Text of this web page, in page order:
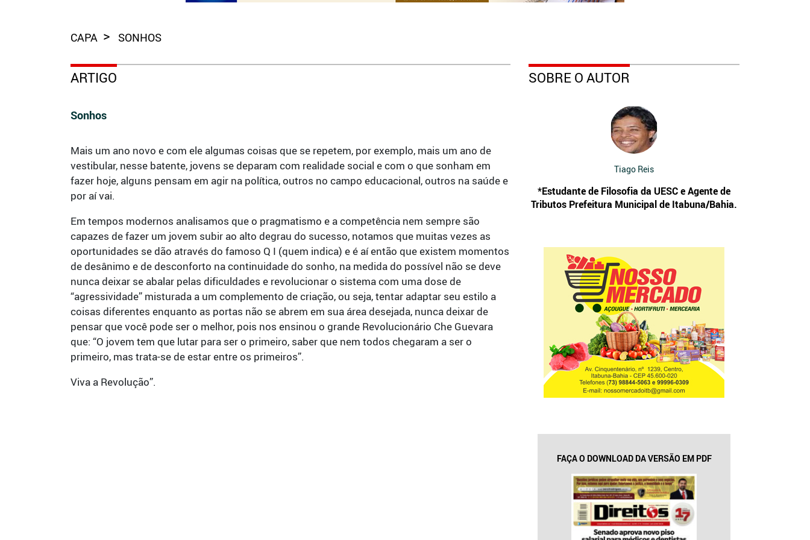
CAPA SONHOS
ARTIGO
Sonhos
Mais um ano novo e com ele algumas coisas que se repetem, por exemplo, mais um ano de
vestibular, nesse batente, jovens se deparam com realidade social e com o que sonham em
fazer hoje, alguns pensam em agir na política, outros no campo educacional, outros na saúde e
por aí vai.
Em tempos modernos analisamos que o pragmatismo e a competência nem sempre são
capazes de fazer um jovem subir ao alto degrau do sucesso, notamos que muitas vezes as
oportunidades se dão através do famoso Q I (quem indica) e é aí então que existem momentos
de desânimo e de desconforto na continuidade do sonho, na medida do possível não se deve
nunca deixar se abalar pelas dificuldades e revolucionar o sistema com uma dose de
“agressividade” misturada a um complemento de criação, ou seja, tentar adaptar seu estilo a
coisas diferentes enquanto as portas não se abrem em sua área desejada, nunca deixar de
pensar que você pode ser o melhor, pois nos ensinou o grande Revolucionário Che Guevara
que: “O jovem tem que lutar para ser o primeiro, saber que nem todos chegaram a ser o
primeiro, mas trata-se de estar entre os primeiros”.
Viva a Revolução”.
SOBRE O AUTOR
*Estudante de Filosofia da UESC e Agente de
Tributos Prefeitura Municipal de Itabuna/Bahia.
Tiago Reis
FAÇA O DOWNLOAD DA VERSÃO EM PDF